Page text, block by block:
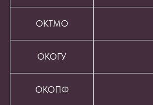
ОКТМО
ОКОГУ
ОКОПФ